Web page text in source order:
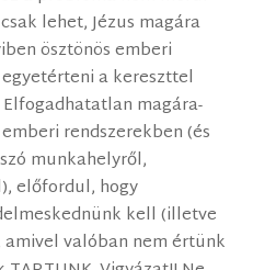
lehet, Jézus magára
ösztönös emberi
a kereszttel
magára-
rendszerekben (és
munkahelyről,
előfordul, hogy
kell (illetve
amivel valóban nem értünk